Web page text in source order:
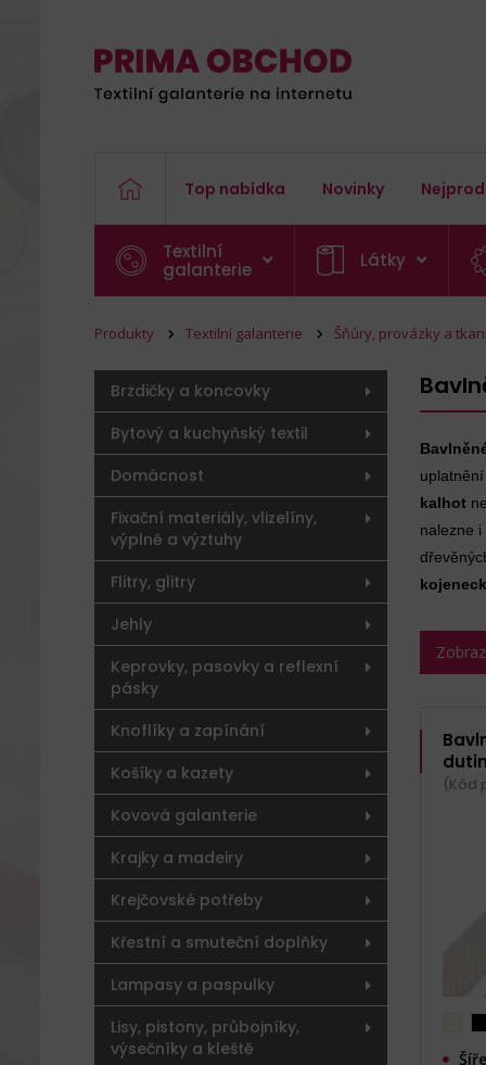
Top nabídka Novinky
Textilní
galanterie
Látky
Produkty Textilní galanterie Šňůry, provázky a
Brzdičky a koncovky
Bytový a kuchyňský textil
Domácnost
Fixační materiály, vlizelíny,
výplně a výztuhy
Flitry, glitry
Jehly
Keprovky, pasovky a reflexní
pásky
Knoflíky a zapínání
Košíky a kazety
Kovová galanterie
Krajky a madeiry
Krejčovské potřeby
Křestní a smuteční doplňky
Lampasy a paspulky
Lisy, pistony, průbojníky,
výsečníky a kleště
kalhot
nalezne i
(Kód